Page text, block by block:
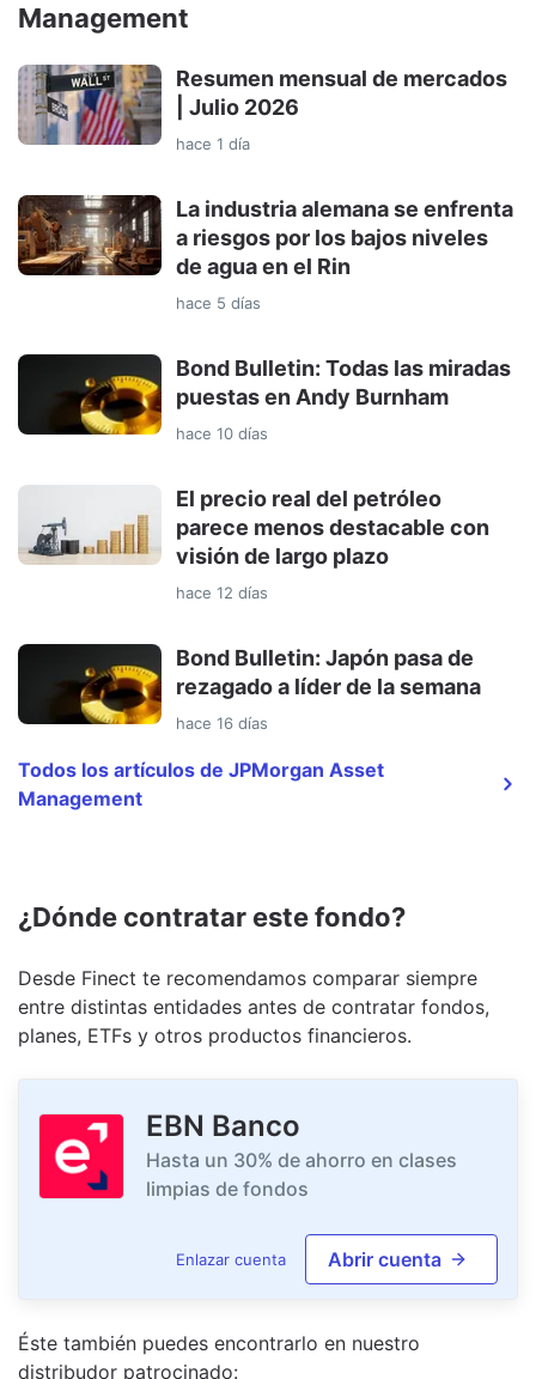
Management
Resumen mensual de mercados
| Julio 2026
hace 1 día
La industria alemana se enfrenta
a riesgos por los bajos niveles
de agua en el Rin
hace 5 días
Bond Bulletin: Todas las miradas
puestas en Andy Burnham
hace 10 días
El precio real del petróleo
parece menos destacable con
visión de largo plazo
hace 12 días
Bond Bulletin: Japón pasa de
rezagado a líder de la semana
hace 16 días
Todos los artículos de JPMorgan Asset
Management
¿Dónde contratar este fondo?
Desde Finect te recomendamos comparar siempre
entre distintas entidades antes de contratar fondos,
planes, ETFs y otros productos financieros.
EBN Banco
Hasta un 30% de ahorro en clases
limpias de fondos
Enlazar cuenta Abrir cuenta
Éste también puedes encontrarlo en nuestro
distribudor patrocinado: